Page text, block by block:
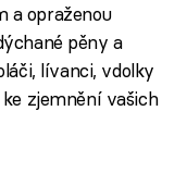
a opraženou
pěny a
lívanci, vdolky
zjemnění vašich